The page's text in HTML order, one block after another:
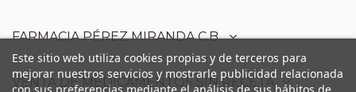
FARMACIA PÉREZ MIRANDA C.B.
VENTA DE MEDICAMENTOS SIN RECETA
Este sitio web utiliza cookies propias y de terceros para
mejorar nuestros servicios y mostrarle publicidad relacionada